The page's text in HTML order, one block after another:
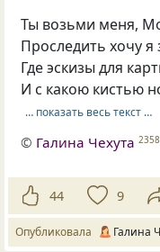
Ты возьми меня,
Проследить хочу я
Где эскизы для
И с какою кистью
… показать весь текст …
© Галина Чехута 2358
44 9
Опубликовала Галина